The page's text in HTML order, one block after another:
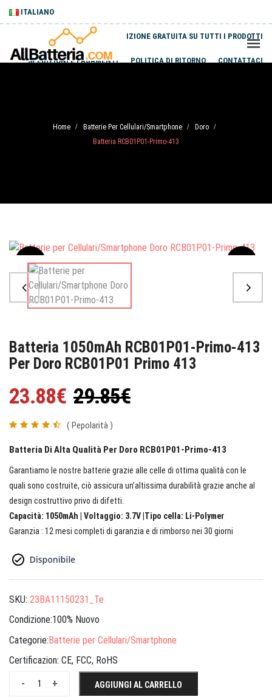
ITALIANO
SPEDIZIONE GRATUITA SU TUTTI I PRODOTTI
SPEDIZIONI E PAGAMENTI POLITICA DI RITORNO CONTATTACI
Home / Batterie Per Cellulari/Smartphone / Doro /
Batteria RCB01P01-Primo-413
Sale
Batteria 1050mAh RCB01P01-Primo-413
Per Doro RCB01P01 Primo 413
23.88€ 29.85€
( Pepolarità )
Batteria Di Alta Qualità Per Doro RCB01P01-Primo-413
Garantiamo le nostre batterie grazie alle celle di ottima qualità con le
quali sono costruite, ciò assicura un’altissima durabilità grazie anche al
design costruttivo privo di difetti.
Capacità: 1050mAh | Voltaggio: 3.7V |Tipo cella: Li-Polymer
Garanzia : 12 mesi completi di garanzia e di rimborso nei 30 giorni
SKU: 23BA11150231_Te
Condizione:100% Nuovo
Categorie:Batterie per Cellulari/Smartphone
Certificazion: CE, FCC, RoHS
+
- AGGIUNGI AL CARRELLO